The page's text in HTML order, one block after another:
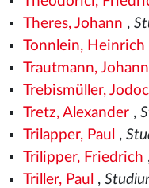
Theres, Johann ,
Tonnlein, Heinrich
Trautmann,
Trebismüller,
Tretz, Alexander,
Trilapper, Paul ,
Trilipper, Friedrich
Triller, Paul ,